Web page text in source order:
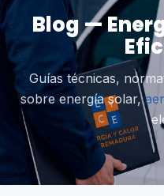
Blog —
Guías técnicas,
sobre energía solar,